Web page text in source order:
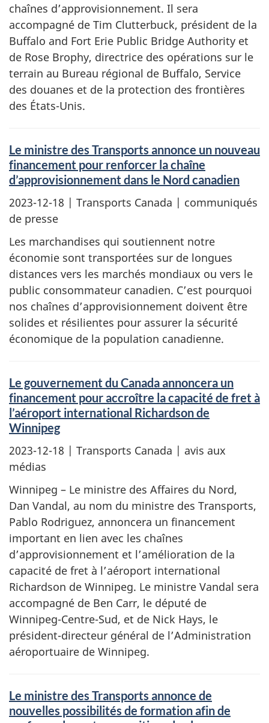
chaînes d’approvisionnement. Il sera
accompagné de Tim Clutterbuck, président de la
Buffalo and Fort Erie Public Bridge Authority et
de Rose Brophy, directrice des opérations sur le
terrain au Bureau régional de Buffalo, Service
des douanes et de la protection des frontières
des États-Unis.
Le ministre des Transports annonce un nouveau
financement pour renforcer la chaîne
d’approvisionnement dans le Nord canadien
2023-12-18 | Transports Canada | communiqués
de presse
Les marchandises qui soutiennent notre
économie sont transportées sur de longues
distances vers les marchés mondiaux ou vers le
public consommateur canadien. C’est pourquoi
nos chaînes d’approvisionnement doivent être
solides et résilientes pour assurer la sécurité
économique de la population canadienne.
Le gouvernement du Canada annoncera un
financement pour accroître la capacité de fret à
l’aéroport international Richardson de
Winnipeg
2023-12-18 | Transports Canada | avis aux
médias
Winnipeg – Le ministre des Affaires du Nord,
Dan Vandal, au nom du ministre des Transports,
Pablo Rodriguez, annoncera un financement
important en lien avec les chaînes
d’approvisionnement et l’amélioration de la
capacité de fret à l’aéroport international
Richardson de Winnipeg. Le ministre Vandal sera
accompagné de Ben Carr, le député de
Winnipeg-Centre-Sud, et de Nick Hays, le
président-directeur général de l’Administration
aéroportuaire de Winnipeg.
Le ministre des Transports annonce de
nouvelles possibilités de formation afin de